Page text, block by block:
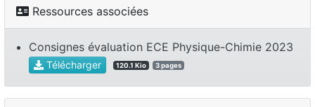
Ressources associées
Consignes évaluation ECE Physique-Chimie 2023
Télécharger 120.1 Kio 3 pages